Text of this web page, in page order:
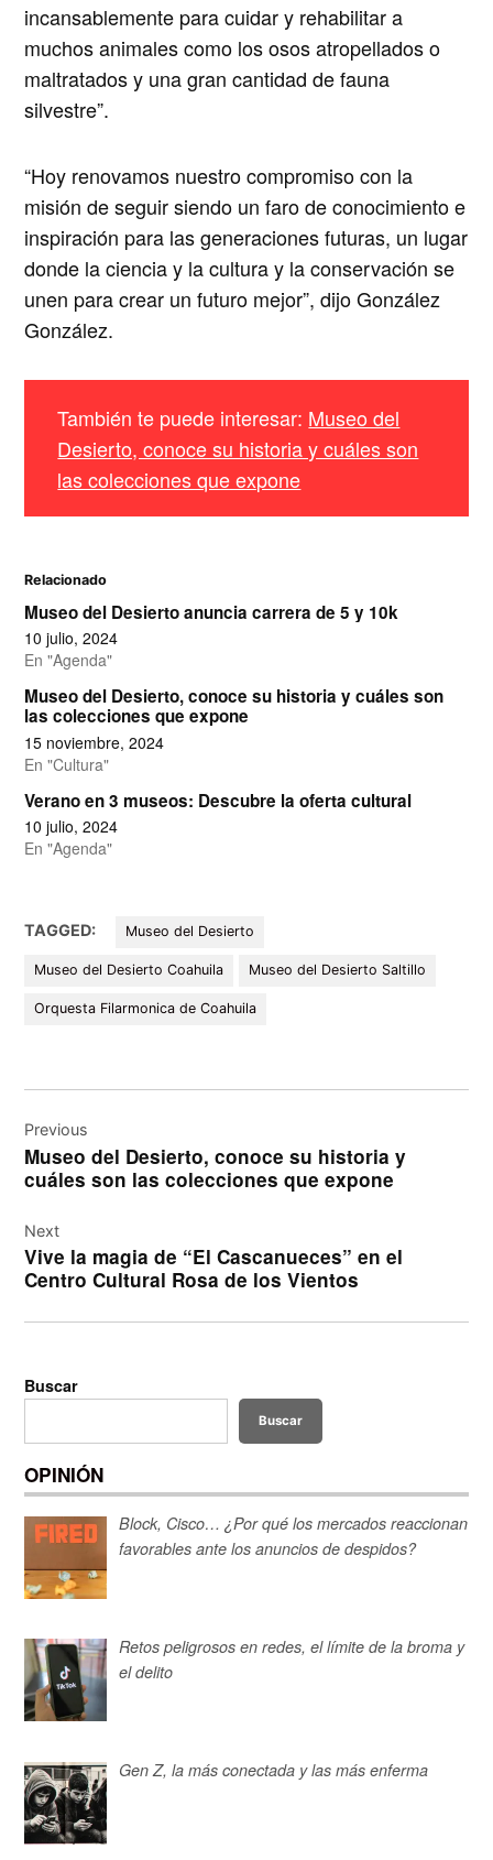
incansablemente para cuidar y rehabilitar a
muchos animales como los osos atropellados o
maltratados y una gran cantidad de fauna
silvestre”.
“Hoy renovamos nuestro compromiso con la
misión de seguir siendo un faro de conocimiento e
inspiración para las generaciones futuras, un lugar
donde la ciencia y la cultura y la conservación se
unen para crear un futuro mejor”, dijo González
González.
También te puede interesar: Museo del
Desierto, conoce su historia y cuáles son
las colecciones que expone
Relacionado
Museo del Desierto anuncia carrera de 5 y 10k
10 julio, 2024
En "Agenda"
Museo del Desierto, conoce su historia y cuáles son
las colecciones que expone
15 noviembre, 2024
En "Cultura"
Verano en 3 museos: Descubre la oferta cultural
10 julio, 2024
En "Agenda"
TAGGED: Museo del Desierto
Museo del Desierto Coahuila Museo del Desierto Saltillo
Orquesta Filarmonica de Coahuila
de
entradas
Previous
Museo del Desierto, conoce su historia y
cuáles son las colecciones que expone
Next
Vive la magia de “El Cascanueces” en el
Centro Cultural Rosa de los Vientos
Buscar
Buscar
OPINIÓN
Block, Cisco… ¿Por qué los mercados reaccionan
favorables ante los anuncios de despidos?
Retos peligrosos en redes, el límite de la broma y
el delito
Gen Z, la más conectada y las más enferma